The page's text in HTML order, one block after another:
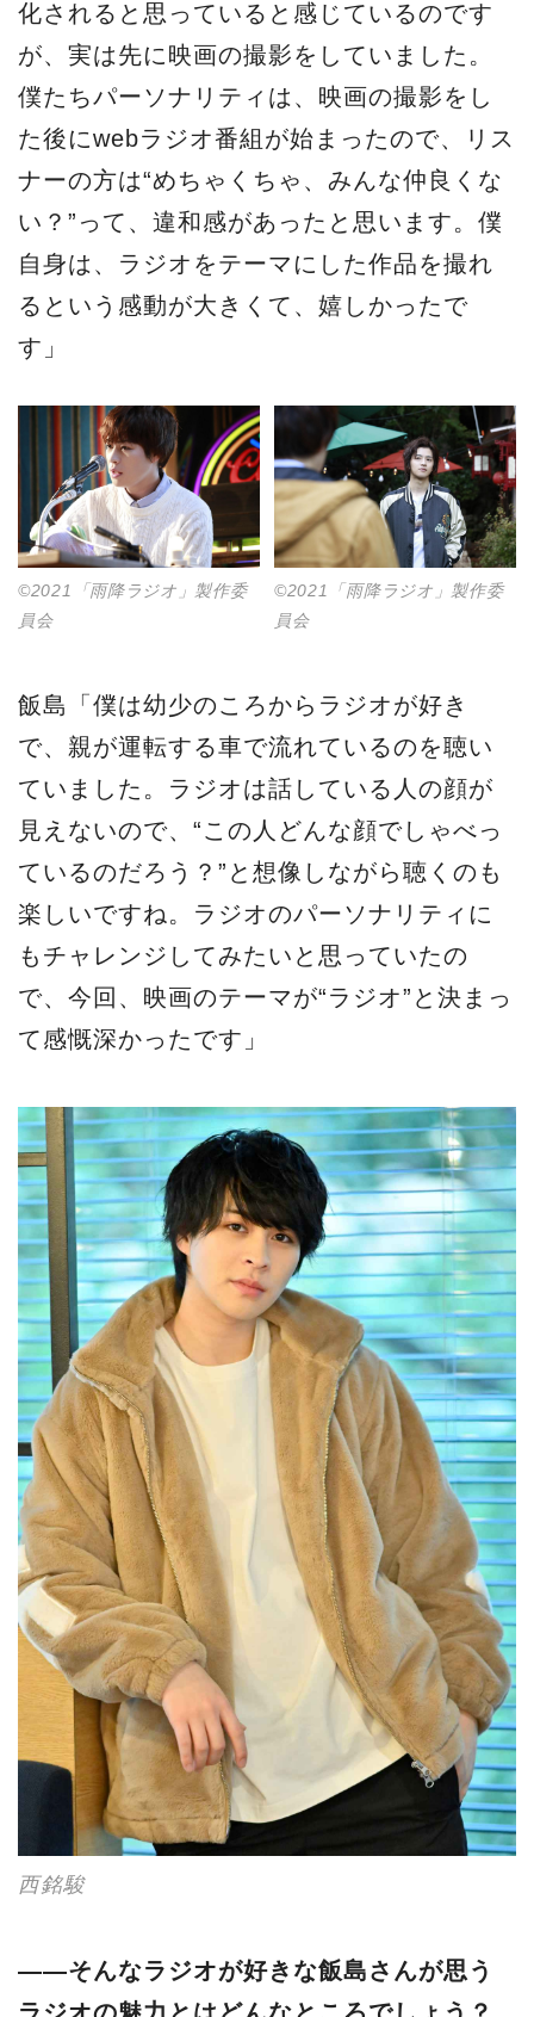
化されると思っていると感じているのです
が、実は先に映画の撮影をしていました。
僕たちパーソナリティは、映画の撮影をし
た後にwebラジオ番組が始まったので、リス
ナーの方は“めちゃくちゃ、みんな仲良くな
い？”って、違和感があったと思います。僕
自身は、ラジオをテーマにした作品を撮れ
るという感動が大きくて、嬉しかったで
す」
©2021「雨降ラジオ」製作委
員会
©2021「雨降ラジオ」製作委
員会
飯島「僕は幼少のころからラジオが好き
で、親が運転する車で流れているのを聴い
ていました。ラジオは話している人の顔が
見えないので、“この人どんな顔でしゃべっ
ているのだろう？”と想像しながら聴くのも
楽しいですね。ラジオのパーソナリティに
もチャレンジしてみたいと思っていたの
で、今回、映画のテーマが“ラジオ”と決まっ
て感慨深かったです」
西銘駿
――そんなラジオが好きな飯島さんが思う